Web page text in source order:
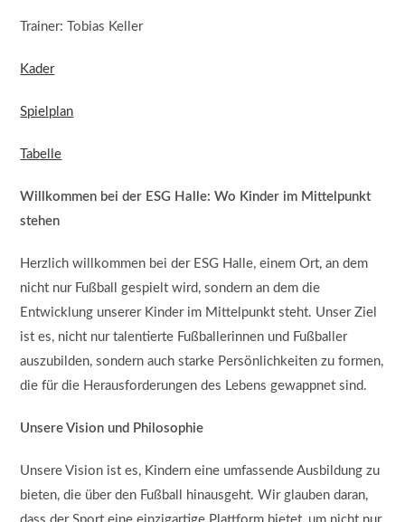
Trainer: Tobias Keller
Kader
Spielplan
Tabelle
Willkommen bei der ESG Halle: Wo Kinder im Mittelpunkt
stehen
Herzlich willkommen bei der ESG Halle, einem Ort, an dem
nicht nur Fußball gespielt wird, sondern an dem die
Entwicklung unserer Kinder im Mittelpunkt steht. Unser Ziel
ist es, nicht nur talentierte Fußballerinnen und Fußballer
auszubilden, sondern auch starke Persönlichkeiten zu formen,
die für die Herausforderungen des Lebens gewappnet sind.
Unsere Vision und Philosophie
Unsere Vision ist es, Kindern eine umfassende Ausbildung zu
bieten, die über den Fußball hinausgeht. Wir glauben daran,